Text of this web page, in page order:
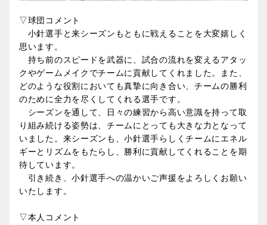
▽球団コメント
小針選手と来シーズンもともに戦えることを大変嬉しく
思います。
持ち前のスピードを武器に、試合の流れを変えるアタッ
クやゲームメイクでチームに貢献してくれました。また、
どのような役割においても真摯に向き合い、チームの勝利
のために全力を尽くしてくれる選手です。
シーズンを通して、日々の練習から高い意識を持って取
り組み続ける姿勢は、チームにとっても大きな力となって
いました。来シーズンも、小針選手らしくチームにエネル
ギーとリズムをもたらし、勝利に貢献してくれることを期
待しています。
引き続き、小針選手への温かいご声援をよろしくお願い
いたします。
▽本人コメント